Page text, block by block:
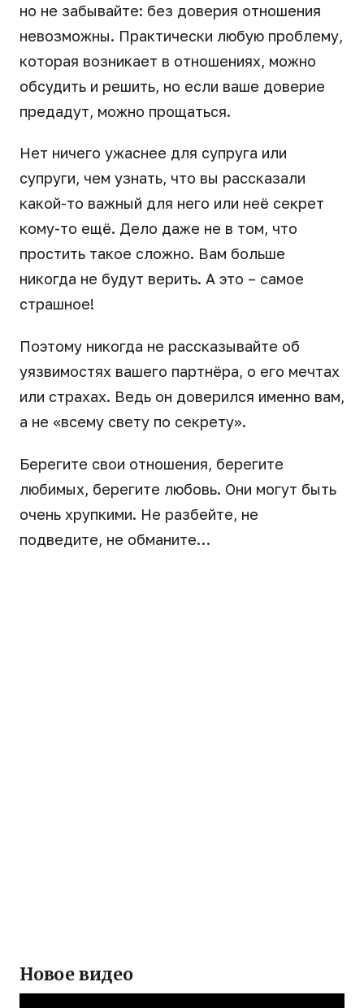
но не забывайте: без доверия отношения
невозможны. Практически любую проблему,
которая возникает в отношениях, можно
обсудить и решить, но если ваше доверие
предадут, можно прощаться.
Нет ничего ужаснее для супруга или
супруги, чем узнать, что вы рассказали
какой-то важный для него или неё секрет
кому-то ещё. Дело даже не в том, что
простить такое сложно. Вам больше
никогда не будут верить. А это – самое
страшное!
Поэтому никогда не рассказывайте об
уязвимостях вашего партнёра, о его мечтах
или страхах. Ведь он доверился именно вам,
а не «всему свету по секрету».
Берегите свои отношения, берегите
любимых, берегите любовь. Они могут быть
очень хрупкими. Не разбейте, не
подведите, не обманите…
Новое видео